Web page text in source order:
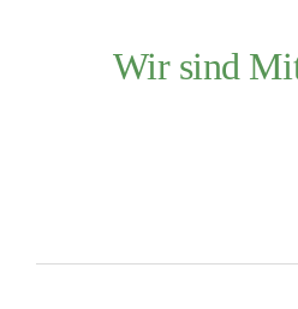
Wir sind